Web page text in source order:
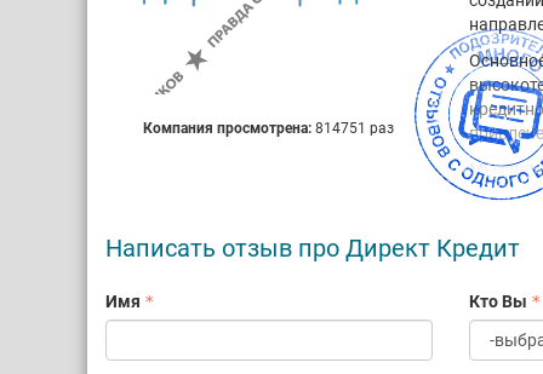
Компания просмотрена:814751 раз
Мы
очень
Написать отзыв про Директ Кредит
Имя Кто Вы